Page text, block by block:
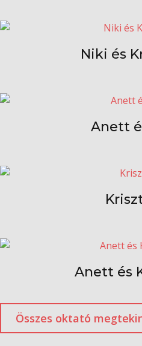
Niki és
Anett
Anett és
Összes oktató